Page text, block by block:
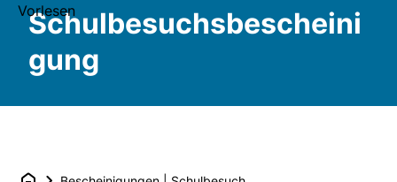
Vorlesen
Schulbesuchsbescheini
gung